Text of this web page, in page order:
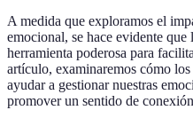
A medida que exploramos el
emocional, se hace evidente que
herramienta poderosa para
artículo, examinaremos cómo
ayudar a gestionar nuestras
promover un sentido de